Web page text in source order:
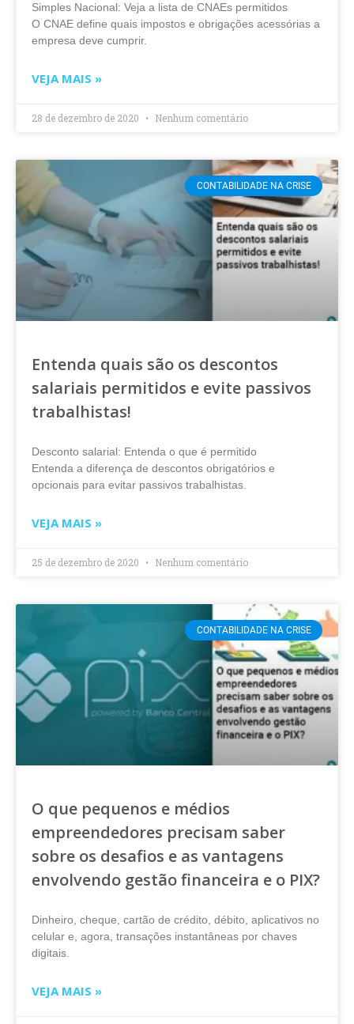
Simples Nacional: Veja a lista de CNAEs permitidos
O CNAE define quais impostos e obrigações acessórias a
empresa deve cumprir.
VEJA MAIS »
28 de dezembro de 2020 Nenhum comentário
CONTABILIDADE NA CRISE
Entenda quais são os descontos
salariais permitidos e evite passivos
trabalhistas!
Desconto salarial: Entenda o que é permitido
Entenda a diferença de descontos obrigatórios e
opcionais para evitar passivos trabalhistas.
VEJA MAIS »
25 de dezembro de 2020 Nenhum comentário
CONTABILIDADE NA CRISE
O que pequenos e médios
empreendedores precisam saber
sobre os desafios e as vantagens
envolvendo gestão financeira e o PIX?
Dinheiro, cheque, cartão de crédito, débito, aplicativos no
celular e, agora, transações instantâneas por chaves
digitais.
VEJA MAIS »